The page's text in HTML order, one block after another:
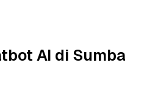
AI di Sumba